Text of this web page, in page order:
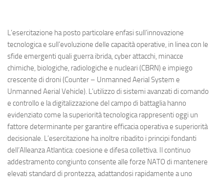
L’esercitazione ha posto particolare enfasi sull’innovazione
tecnologica e sull’evoluzione delle capacità operative, in linea con le
sfide emergenti quali guerra ibrida, cyber attacchi, minacce
chimiche, biologiche, radiologiche e nucleari (CBRN) e impiego
crescente di droni (Counter – Unmanned Aerial System e
Unmanned Aerial Vehicle). L’utilizzo di sistemi avanzati di comando
e controllo e la digitalizzazione del campo di battaglia hanno
evidenziato come la superiorità tecnologica rappresenti oggi un
fattore determinante per garantire efficacia operativa e superiorità
decisionale. L’esercitazione ha inoltre ribadito i principi fondanti
dell’Alleanza Atlantica: coesione e difesa collettiva. Il continuo
addestramento congiunto consente alle forze NATO di mantenere
elevati standard di prontezza, adattandosi rapidamente a uno